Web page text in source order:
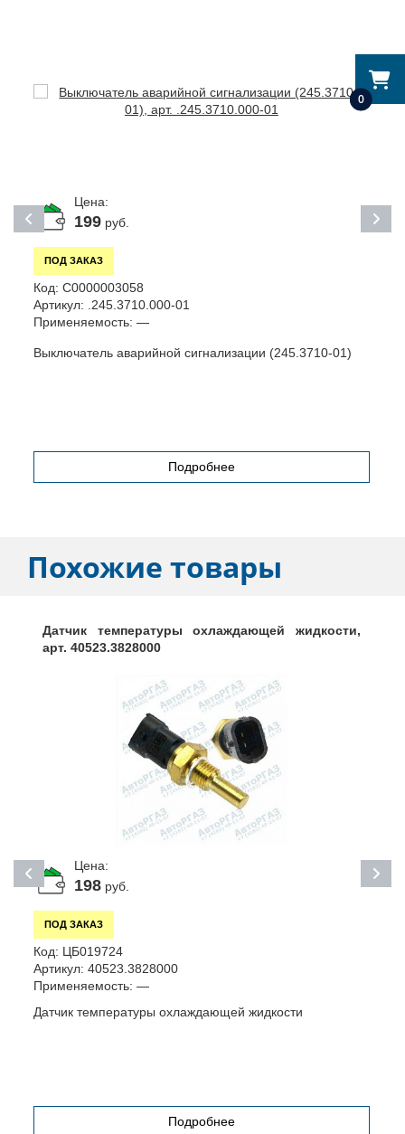
0
Цена:
199руб.
ПОД ЗАКАЗ
Код: С0000003058
Артикул:
.245.3710.000-01
Применяемость: —
Выключатель аварийной сигнализации (245.3710-01)
Подробнее
Похожие товары
Датчик температуры охлаждающей жидкости,
арт. 40523.3828000
Цена:
198руб.
ПОД ЗАКАЗ
Код: ЦБ019724
Артикул: 40523.3828000
Применяемость: —
Датчик температуры охлаждающей жидкости
Подробнее